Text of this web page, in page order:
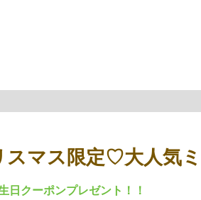
スマス限定♡大人気
日クーポンプレゼント！！